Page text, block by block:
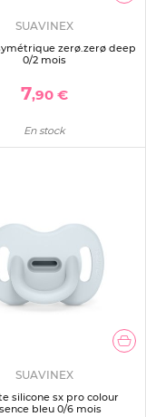
SUAVINEX
zerø.zerø deep
0/2 mois
7,90 €
En stock
SUAVINEX
silicone sx pro colour
bleu 0/6 mois